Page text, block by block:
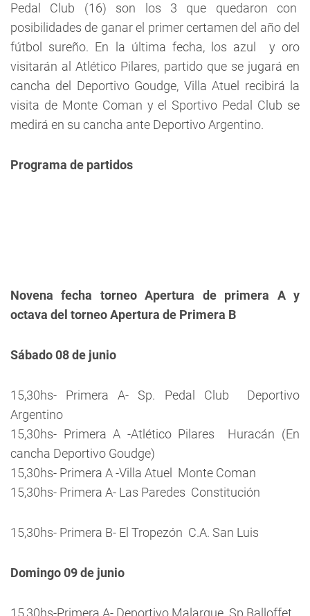
Pedal Club (16) son los 3 que quedaron con
posibilidades de ganar el primer certamen del año del
fútbol sureño. En la última fecha, los azul y oro
visitarán al Atlético Pilares, partido que se jugará en
cancha del Deportivo Goudge, Villa Atuel recibirá la
visita de Monte Coman y el Sportivo Pedal Club se
medirá en su cancha ante Deportivo Argentino.
Programa de partidos
Novena fecha torneo Apertura de primera A y
octava del torneo Apertura de Primera B
Sábado 08 de junio
15,30hs- Primera A- Sp. Pedal Club  Deportivo
Argentino
15,30hs- Primera A -Atlético Pilares  Huracán (En
cancha Deportivo Goudge)
15,30hs- Primera A -Villa Atuel  Monte Coman
15,30hs- Primera A- Las Paredes  Constitución
15,30hs- Primera B- El Tropezón  C.A. San Luis
Domingo 09 de junio
15,30hs-Primera A- Deportivo Malargue  Sp.Balloffet